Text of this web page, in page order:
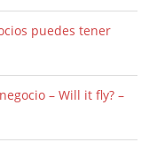
puedes tener
– Will it fly? –